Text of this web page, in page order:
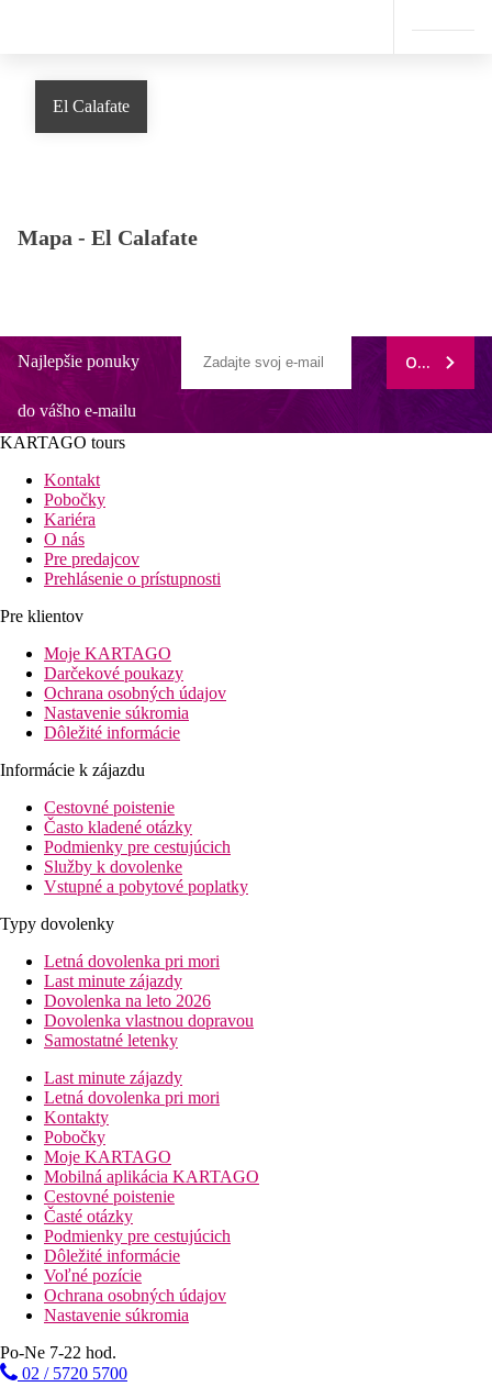
El Calafate
Mapa - El Calafate
Najlepšie ponuky
do vášho e-mailu
ODOBERAŤ
KARTAGO tours
Kontakt
Pobočky
Kariéra
O nás
Pre predajcov
Prehlásenie o prístupnosti
Pre klientov
Moje KARTAGO
Darčekové poukazy
Ochrana osobných údajov
Nastavenie súkromia
Dôležité informácie
Informácie k zájazdu
Cestovné poistenie
Často kladené otázky
Podmienky pre cestujúcich
Služby k dovolenke
Vstupné a pobytové poplatky
Typy dovolenky
Letná dovolenka pri mori
Last minute zájazdy
Dovolenka na leto 2026
Dovolenka vlastnou dopravou
Samostatné letenky
Last minute zájazdy
Letná dovolenka pri mori
Kontakty
Pobočky
Moje KARTAGO
Mobilná aplikácia KARTAGO
Cestovné poistenie
Časté otázky
Podmienky pre cestujúcich
Dôležité informácie
Voľné pozície
Ochrana osobných údajov
Nastavenie súkromia
Po-Ne 7-22 hod.
02 / 5720 5700